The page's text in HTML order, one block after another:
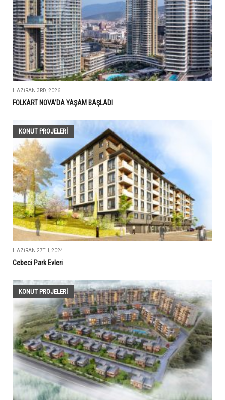
HAZIRAN 3RD, 2026
FOLKART NOVA’DA YAŞAM BAŞLADI
KONUT PROJELERI
HAZIRAN 27TH, 2024
Cebeci Park Evleri
KONUT PROJELERI